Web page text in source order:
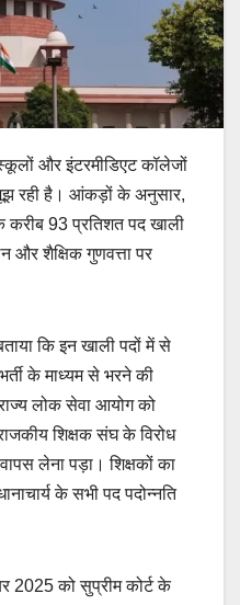
और इंटरमीडिएट कॉलेजों
रही है। आंकड़ों के अनुसार,
करीब 93 प्रतिशत पद खाली
और शैक्षिक गुणवत्ता पर
कि इन खाली पदों में से
के माध्यम से भरने की
लोक सेवा आयोग को
शिक्षक संघ के विरोध
लेना पड़ा। शिक्षकों का
के सभी पद पदोन्नति
2025 को सुप्रीम कोर्ट के